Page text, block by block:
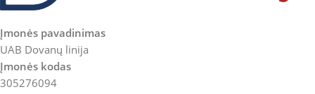
Įmonės pavadinimas
UAB Dovanų linija
Įmonės kodas
305276094